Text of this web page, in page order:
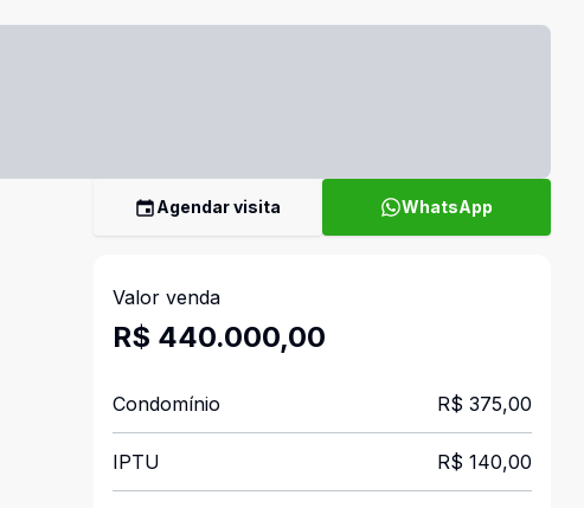
Agendar visita WhatsApp
Valor venda
R$ 440.000,00
Condomínio R$ 375,00
IPTU R$ 140,00